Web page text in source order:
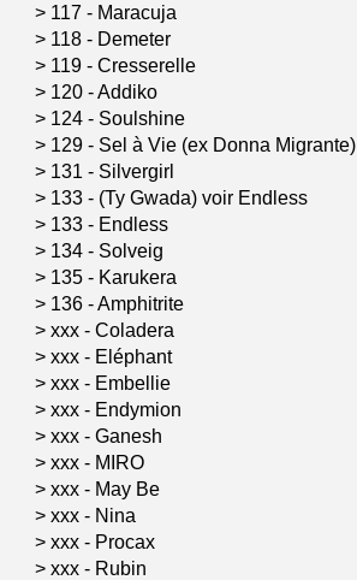
> 117 - Maracuja
> 118 - Demeter
> 119 - Cresserelle
> 120 - Addiko
> 124 - Soulshine
> 129 - Sel à Vie (ex Donna Migrante)
> 131 - Silvergirl
> 133 - (Ty Gwada) voir Endless
> 133 - Endless
> 134 - Solveig
> 135 - Karukera
> 136 - Amphitrite
> xxx - Coladera
> xxx - Eléphant
> xxx - Embellie
> xxx - Endymion
> xxx - Ganesh
> xxx - MIRO
> xxx - May Be
> xxx - Nina
> xxx - Procax
> xxx - Rubin